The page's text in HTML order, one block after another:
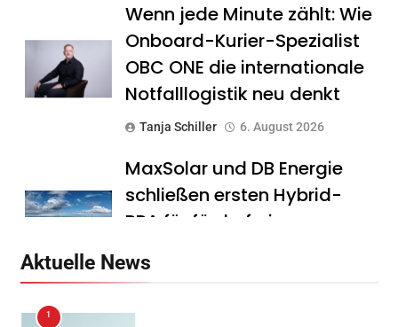
Wenn jede Minute zählt: Wie
Onboard-Kurier-Spezialist
OBC ONE die internationale
Notfalllogistik neu denkt
Tanja Schiller 6. August 2026
MaxSolar und DB Energie
schließen ersten Hybrid-
PPA für förderfreie
Tanja Schiller
Aktuelle News
1